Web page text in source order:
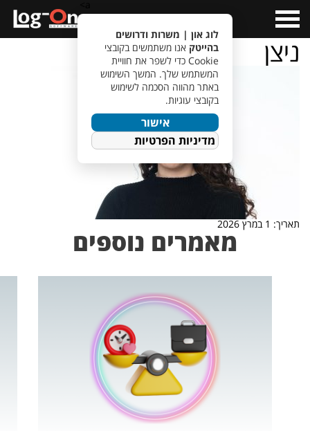
Menu
ניצן
תאריך: 1 במרץ 2026
מאמרים נוספים
לוג און | משרות ודרושים
בהייטק אנו משתמשים בקובצי
Cookie כדי לשפר את חוויית
המשתמש שלך. המשך השימוש
באתר מהווה הסכמה לשימוש
בקובצי עוגיות.
אישור
מדיניות הפרטיות